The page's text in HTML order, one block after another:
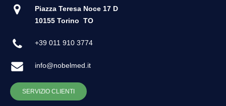
Piazza Teresa Noce 17 D
10155 Torino TO
+39 011 910 3774
info@nobelmed.it
SERVIZIO CLIENTI